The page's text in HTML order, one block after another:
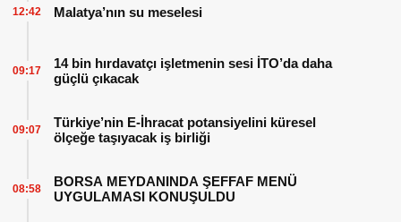
Malatya’nın su meselesi
12:42
14 bin hırdavatçı işletmenin sesi İTO’da daha
güçlü çıkacak
09:17
Türkiye’nin E-İhracat potansiyelini küresel
ölçeğe taşıyacak iş birliği
09:07
BORSA MEYDANINDA ŞEFFAF MENÜ
UYGULAMASI KONUŞULDU
08:58